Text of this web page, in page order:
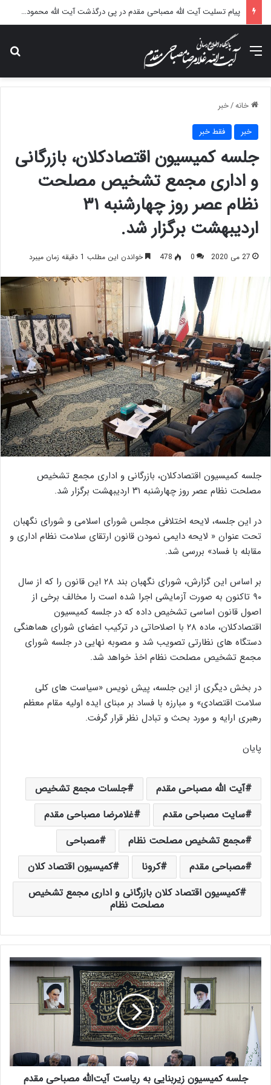
پیام تسلیت آیت الله مصباحی مقدم در پی درگذشت آیت الله محمودی گلپایگانی
منو
خانه/خبر
خبر فقط خبر
جلسه کمیسیون اقتصادکلان، بازرگانی
و اداری مجمع تشخیص مصلحت
نظام عصر روز چهارشنبه ۳۱
اردیبهشت برگزار شد.
27 می 2020 0
478 خواندن این مطلب 1 دقیقه زمان میبرد
جلسه کمیسیون اقتصادکلان، بازرگانی و اداری مجمع تشخیص
مصلحت نظام عصر روز چهارشنبه ۳۱ اردیبهشت برگزار شد.
در این جلسه، لایحه اختلافی مجلس شورای اسلامی و شورای نگهبان
تحت عنوان « لایحه دایمی نمودن قانون ارتقای سلامت نظام اداری و
مقابله با فساد» بررسی شد.
بر اساس این گزارش، شورای نگهبان بند ۲۸ این قانون را که از سال
۹۰ تاکنون به صورت آزمایشی اجرا شده است را مخالف برخی از
اصول قانون اساسی تشخیص داده که در جلسه کمیسیون
اقتصادکلان، ماده ۲۸ با اصلاحاتی در ترکیب اعضای شورای هماهنگی
دستگاه های نظارتی تصویب شد و مصوبه نهایی در جلسه شورای
مجمع تشخیص مصلحت نظام اخذ خواهد شد.
در بخش دیگری از این جلسه، پیش نویس «سیاست های کلی
سلامت اقتصادی» و مبارزه با فساد بر مبنای ایده اولیه مقام معظم
رهبری ارایه و مورد بحث و تبادل نظر قرار گرفت.
پایان
آیت الله مصباحی مقدم
جلسات مجمع تشخیص
سایت مصباحی مقدم
غلامرضا مصباحی مقدم
مجمع تشخیص مصلحت نظام
مصباحی
مصباحی مقدم
کرونا
کمیسیون اقتصاد کلان
کمیسیون اقتصاد کلان بازرگانی و اداری مجمع تشخیص
مصلحت نظام
ج
ه
ی
س
ی
جلسه کمیسیون زیربنایی به ریاست آیت‌الله مصباحی مقدم